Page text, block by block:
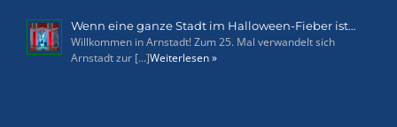
Wenn eine ganze Stadt im Halloween-Fieber ist…
Willkommen in Arnstadt! Zum 25. Mal verwandelt sich
Arnstadt zur [...]Weiterlesen »